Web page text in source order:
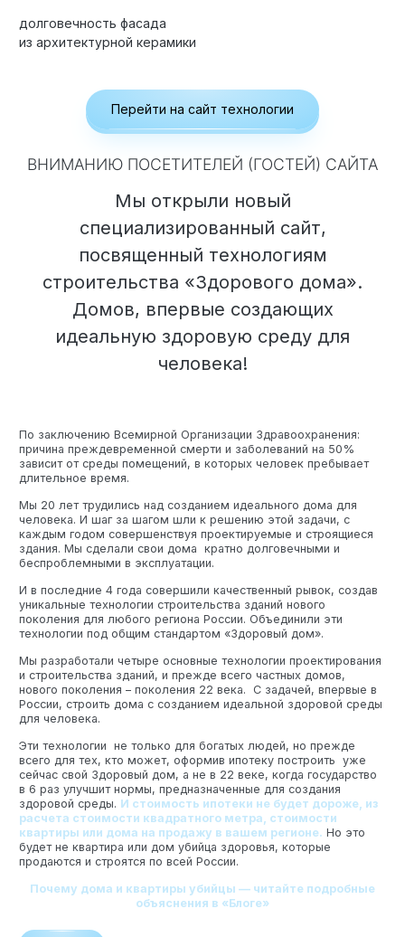
Элитные «Здоровые дома»
Управление проектом реализации дома
Дизайн интерьеров. Отделка
Облицовка фасада
Реконструкция
Пожизненное обслуживание
Технология здоровый дом
долговечность фасада
из архитектурной керамики
Перейти на сайт технологии
ВНИМАНИЮ ПОСЕТИТЕЛЕЙ (ГОСТЕЙ) САЙТА
Мы открыли новый
специализированный сайт,
посвященный технологиям
строительства «Здорового дома».
Домов, впервые создающих
идеальную здоровую среду для
человека!
По заключению Всемирной Организации Здравоохранения:
причина преждевременной смерти и заболеваний на 50%
зависит от среды помещений, в которых человек пребывает
длительное время.
Мы 20 лет трудились над созданием идеального дома для
человека. И шаг за шагом шли к решению этой задачи, с
каждым годом совершенствуя проектируемые и строящиеся
здания. Мы сделали свои дома кратно долговечными и
беспроблемными в эксплуатации.
И в последние 4 года совершили качественный рывок, создав
уникальные технологии строительства зданий нового
поколения для любого региона России. Объединили эти
технологии под общим стандартом «Здоровый дом».
Мы разработали четыре основные технологии проектирования
и строительства зданий, и прежде всего частных домов,
нового поколения – поколения 22 века. С задачей, впервые в
России, строить дома с созданием идеальной здоровой среды
для человека.
Эти технологии не только для богатых людей, но прежде
всего для тех, кто может, оформив ипотеку построить уже
сейчас свой Здоровый дом, а не в 22 веке, когда государство
в 6 раз улучшит нормы, предназначенные для создания
здоровой среды. И стоимость ипотеки не будет дороже, из
расчета стоимости квадратного метра, стоимости
квартиры или дома на продажу в вашем регионе. Но это
будет не квартира или дом убийца здоровья, которые
продаются и строятся по всей России.
Почему дома и квартиры убийцы — читайте подробные
объяснения в «Блоге»